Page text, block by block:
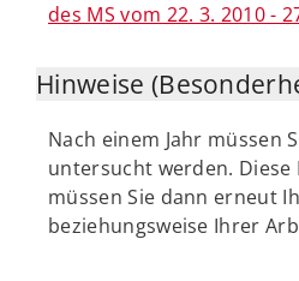
des MS vom 22. 3. 2010 -
Hinweise
Nach einem Jahr müssen
untersucht werden. Diese
müssen Sie dann erneut
beziehungsweise Ihrer